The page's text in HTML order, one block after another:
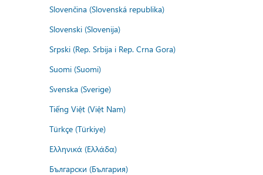
Slovenčina (Slovenská republika)
Slovenski (Slovenija)
Srpski (Rep. Srbija i Rep. Crna Gora)
Suomi (Suomi)
Svenska (Sverige)
Tiếng Việt (Việt Nam)
Türkçe (Türkiye)
Ελληνικά (Ελλάδα)
Български (България)